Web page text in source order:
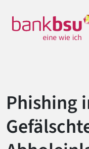
Zur Hauptnavigation
Zum Hauptinhalt
Zum Footer springen
Phishing